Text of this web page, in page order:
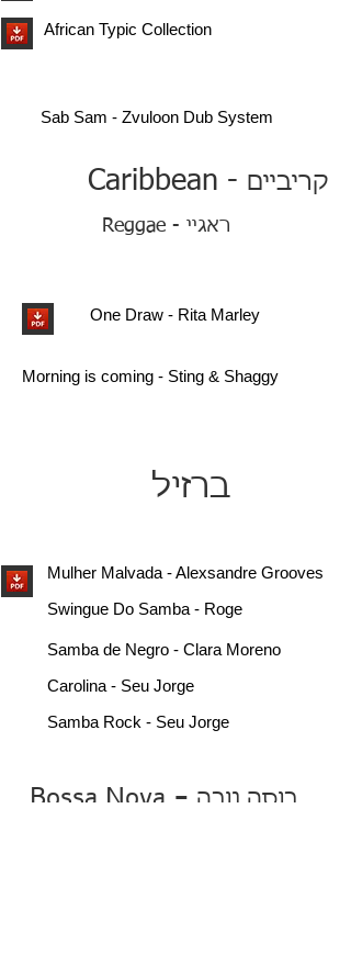
African Typic Collection
Sab Sam - Zvuloon Dub System
קריביים - Caribbean
One Draw - Rita Marley
Morning is coming - Sting & Shaggy
ברזיל
Mulher Malvada - Alexsandre Grooves
Swingue Do Samba - Roge
Samba de Negro - Clara Moreno
Carolina - Seu Jorge
Samba Rock - Seu Jorge
Bossa Nova - בוסה נובה